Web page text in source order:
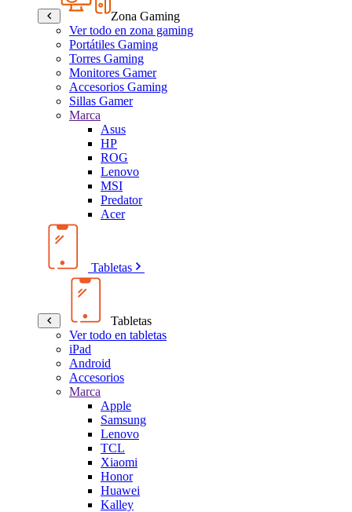
Zona Gaming
Ver todo en zona gaming
Portátiles Gaming
Torres Gaming
Monitores Gamer
Accesorios Gaming
Sillas Gamer
Marca
Asus
HP
ROG
Lenovo
MSI
Predator
Acer
Tabletas
Tabletas
Ver todo en tabletas
iPad
Android
Accesorios
Marca
Apple
Samsung
Lenovo
TCL
Xiaomi
Honor
Huawei
Kalley